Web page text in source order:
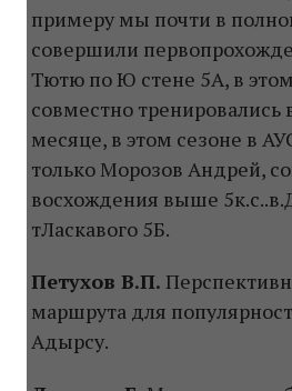
примеру мы почти в
совершили
Тютю по Ю стене 5А, в
совместно
месяце, в этом сезоне в
только Морозов Андрей,
восхождения выше
тЛаскавого 5Б.
Петухов В.П.
маршрута для
Адырсу.